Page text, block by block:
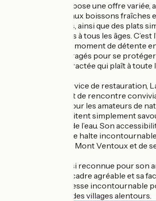
Le restaurant propose une offre variée,
rapides et glaces aux boissons fraîches
rafraîchissements, ainsi que des plats
savoureux adaptés à tous les âges. C’est
pour profiter d’un moment de détente
des espaces ombragés pour se
ambiance décontractée qui plaît à toute
En plus de son service de restauration,
constitue un point de rencontre
Salettes, parfait pour les amateurs de
ou ceux qui souhaitent simplement
au calme au bord de l’eau. Son
naturel en font une halte
journée autour du Mont Ventoux et de
La Cahute est ainsi reconnue pour son
chaleureuse, son cadre agréable et sa
qui en fait une adresse incontournable
de Mormoiron et des villages alentours.